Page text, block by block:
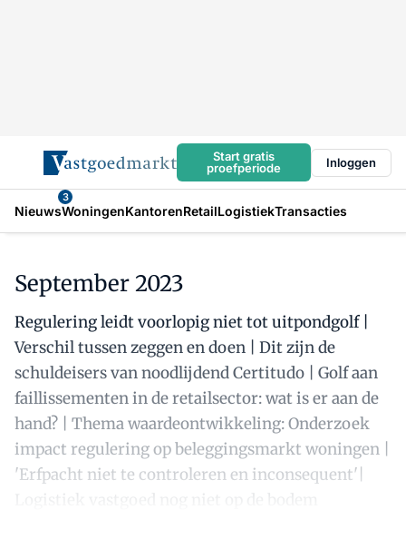
Start gratis
proefperiode
Inloggen
Nieuws
3
WoningenKantorenRetailLogistiekTransacties
September 2023
Regulering leidt voorlopig niet tot uitpondgolf |
Verschil tussen zeggen en doen | Dit zijn de
schuldeisers van noodlijdend Certitudo | Golf aan
faillissementen in de retailsector: wat is er aan de
hand? | Thema waardeontwikkeling: Onderzoek
impact regulering op beleggingsmarkt woningen |
'Erfpacht niet te controleren en inconsequent'|
Logistiek vastgoed nog niet op de bodem